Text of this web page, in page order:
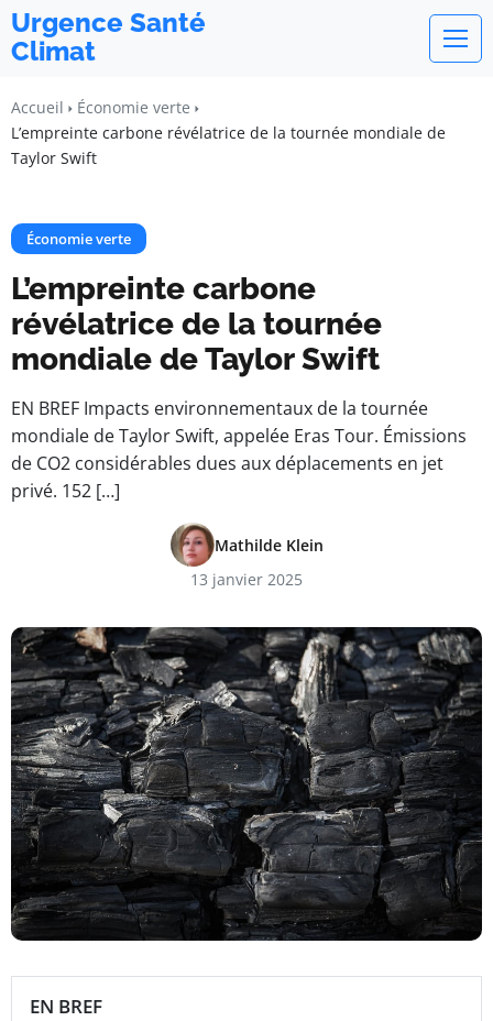
Urgence Santé
Climat
Accueil
Économie verte
L’empreinte carbone révélatrice de la tournée mondiale de
Taylor Swift
Économie verte
L’empreinte carbone
révélatrice de la tournée
mondiale de Taylor Swift
EN BREF Impacts environnementaux de la tournée
mondiale de Taylor Swift, appelée Eras Tour. Émissions
de CO2 considérables dues aux déplacements en jet
privé. 152 […]
Mathilde Klein
13 janvier 2025
EN BREF